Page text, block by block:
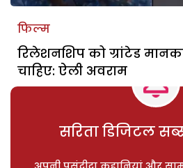
फिल्म
रिलेशनशिप को ग्रांटेड
चाहिए: ऐली अवराम
सरिता डिजिटल